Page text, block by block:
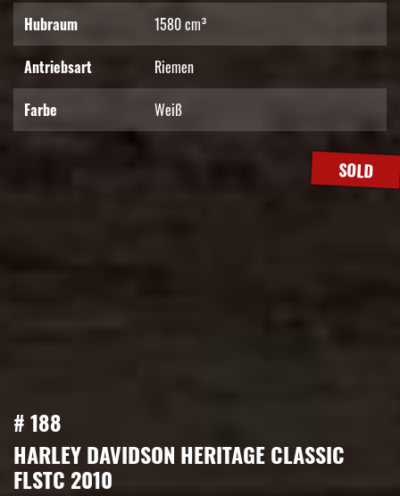
Hubraum
1580 cm³
Antriebsart
Riemen
Farbe
Weiß
SOLD
# 188
HARLEY DAVIDSON HERITAGE CLASSIC
FLSTC 2010